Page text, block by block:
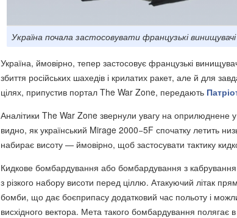
Україна почала застосовувати французькі
Україна, ймовірно, тепер застосовує французькі
збиття російських шахедів і крилатих ракет, але й для
цілях, припустив портал The War Zone, передають
Аналітики The War Zone звернули увагу на оприлюднене
видно, як український Mirage 2000−5F спочатку летить
набирає висоту — ймовірно, щоб застосувати тактику
Кидкове бомбардування або бомбардування з
з різкого набору висоти перед ціллю. Атакуючий літак
бомби, що дає боєприпасу додатковий час польоту і
висхідного вектора. Мета такого бомбардування полягає